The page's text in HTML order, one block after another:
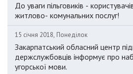
До уваги пільговиків -
житлово- комунальних послуг!
15 січня 2018, Понеділок
Закарпатський обласний центр
держслужбовців інформує про
угорської мови.